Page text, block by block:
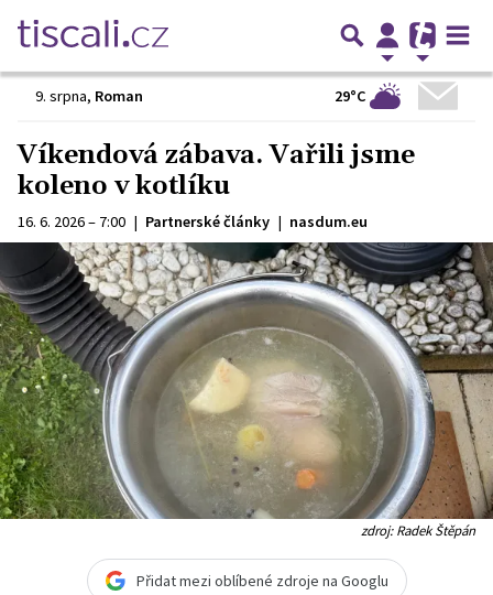
9. srpna, Roman 29°C
Víkendová zábava. Vařili jsme
koleno v kotlíku
16. 6. 2026 – 7:00 | Partnerské články | nasdum.eu
zdroj: Radek Štěpán
Přidat mezi oblíbené zdroje na Googlu